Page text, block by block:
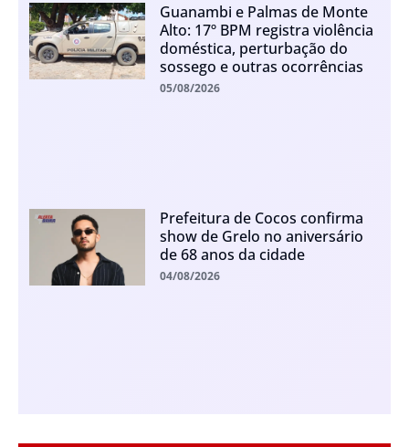
Guanambi e Palmas de Monte
Alto: 17º BPM registra violência
doméstica, perturbação do
sossego e outras ocorrências
05/08/2026
Prefeitura de Cocos confirma
show de Grelo no aniversário
de 68 anos da cidade
04/08/2026